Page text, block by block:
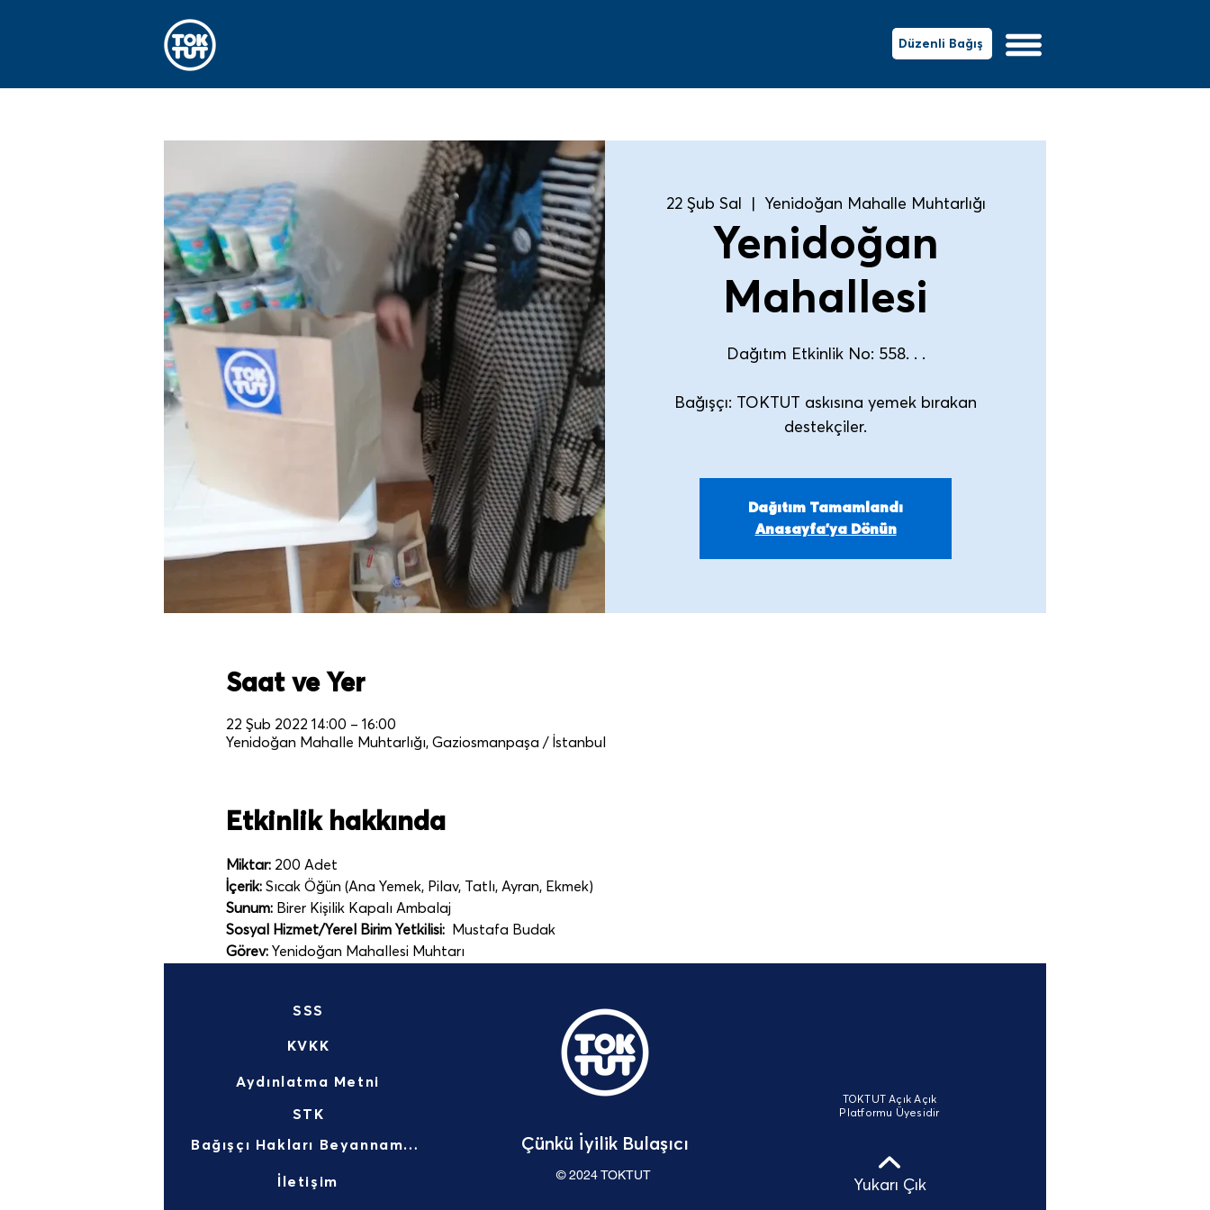
Düzenli Bağış
22 Şub Sal Yenidoğan Mahalle Muhtarlığı
Yenidoğan
Mahallesi
Dağıtım Etkinlik No: 558. . .
Bağışçı: TOKTUT askısına yemek bırakan
Dağıtım Tamamlandı
Anasayfa'ya Dönün
Saat ve Yer
22 Şub 2022 14:00 – 16:00
Yenidoğan Mahalle Muhtarlığı, Gaziosmanpaşa / İstanbul
Etkinlik hakkında
Miktar: 200 Adet
İçerik: Sıcak Öğün (Ana Yemek, Pilav, Tatlı, Ayran, Ekmek)
Sunum: Birer Kişilik Kapalı Ambalaj
Sosyal Hizmet/Yerel Birim Yetkilisi:
Mustafa Budak
Görev: Yenidoğan Mahallesi Muhtarı
SSS
KVKK
STK
Bağışçı Hakları Beyannamesi
Aydınlatma Metni
İletişim
Çünkü İyilik Bulaşıcı
© 2024 TOKTUT
TOKTUT Açık Açık
Platformu Üyesidir
Yukarı Çık